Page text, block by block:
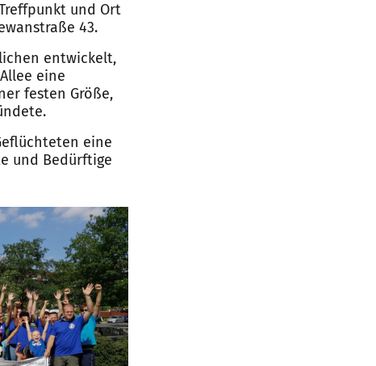
und Ort
43.
entwickelt,
eine
festen Größe,
eine
und Bedürftige